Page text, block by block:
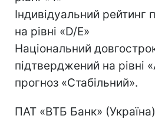
Індивідуальний рейтинг
на рівні «D/E»
Національний
підтверджений на рівні
прогноз «Стабільний».
ПАТ «ВТБ Банк»